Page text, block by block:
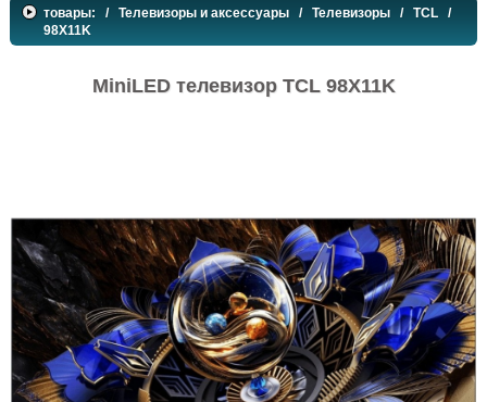
товары: / Телевизоры и аксессуары / Телевизоры / TCL /
98X11K
MiniLED телевизор TCL 98X11K